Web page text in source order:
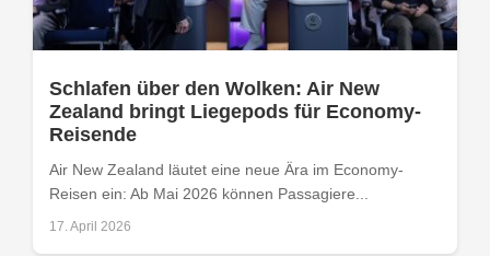
Schlafen über den Wolken: Air New
Zealand bringt Liegepods für Economy-
Reisende
Air New Zealand läutet eine neue Ära im Economy-
Reisen ein: Ab Mai 2026 können Passagiere...
17. April 2026